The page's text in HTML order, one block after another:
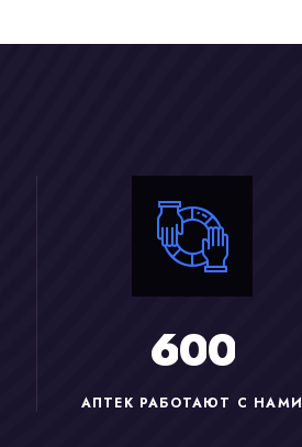
600
АПТЕК РАБОТАЮТ С НАМИ